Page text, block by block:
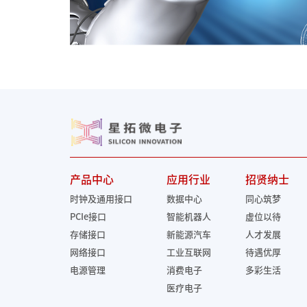
产品中心
时钟及通用接口
PCIe接口
存储接口
网络接口
电源管理
应用行业
数据中心
智能机器人
新能源汽车
工业互联网
消费电子
医疗电子
招贤纳士
同心筑梦
虚位以待
人才发展
待遇优厚
多彩生活